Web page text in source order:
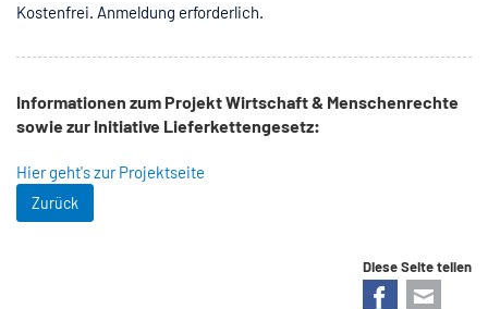
Kostenfrei. Anmeldung erforderlich.
Informationen zum Projekt Wirtschaft & Menschenrechte
sowie zur Initiative Lieferkettengesetz:
Hier geht's zur Projektseite
Zurück
Diese Seite teilen
Facebook